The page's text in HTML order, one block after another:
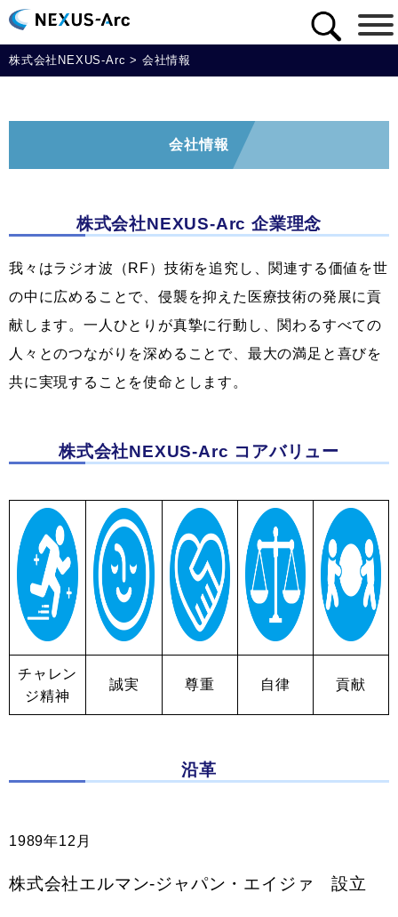
株式会社NEXUS-Arc > 会社情報
会社情報
株式会社NEXUS-Arc 企業理念
我々はラジオ波（RF）技術を追究し、関連する価値を世
の中に広めることで、侵襲を抑えた医療技術の発展に貢
献します。一人ひとりが真摯に行動し、関わるすべての
人々とのつながりを深めることで、最大の満足と喜びを
共に実現することを使命とします 。
株式会社NEXUS-Arc コアバリュー
チャレン
ジ精神
誠実 尊重 自律 貢献
沿革
1989年12月
株式会社エルマン-ジャパン・エイジァ 設立